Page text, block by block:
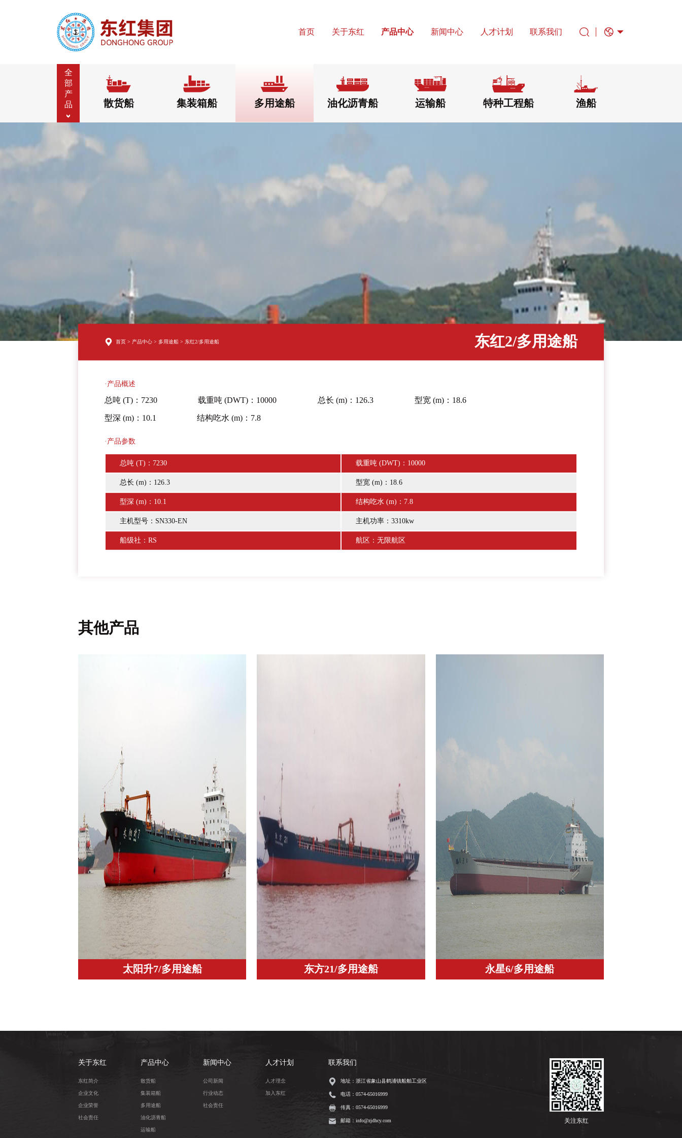
首页 关于东红 产品中心 新闻中心 人才计划 联系我们
全
部
产
品
>
散货船 集装箱船 多用途船 油化沥青船 运输船 特种工程船 渔船
首页 > 产品中心 > 多用途船 > 东红2/多用途船 东红2/多用途船
·产品概述
总吨 (T)： 7230 载重吨 (DWT)： 10000 总长 (m)： 126.3 型宽 (m)： 18.6
型深 (m)： 10.1 结构吃水 (m)： 7.8
·产品参数
总吨 (T)：7230 载重吨 (DWT)：10000
总长 (m)：126.3 型宽 (m)：18.6
型深 (m)：10.1 结构吃水 (m)：7.8
主机型号： SN330-EN 主机功率： 3310kw
船级社：RS 航区：无限航区
其他产品
太阳升7/多用途船 东方21/多用途船 永星6/多用途船
关于东红
东红简介
企业文化
企业荣誉
社会责任
产品中心
散货船
集装箱船
多用途船
油化沥青船
运输船
新闻中心
公司新闻
行业动态
社会责任
人才计划
人才理念
加入东红
联系我们
地址：浙江省象山县鹤浦镇船舶工业区
电话： 0574-65016999
传真：0574-65016999
邮箱： info@zjdhcy.com 关注东红